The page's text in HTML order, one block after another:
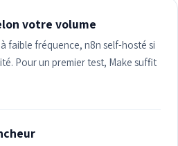
votre volume
faible fréquence, n8n self-hosté si
Pour un premier test, Make suffit